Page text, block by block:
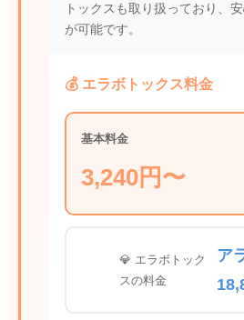
トックスも取り扱っており、
が可能です。
💰 エラボトックス料金
基本料金
3,240円〜
💎 エラボトック
スの料金
ア